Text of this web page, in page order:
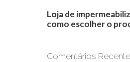
Loja de
como escolher o
Comentários